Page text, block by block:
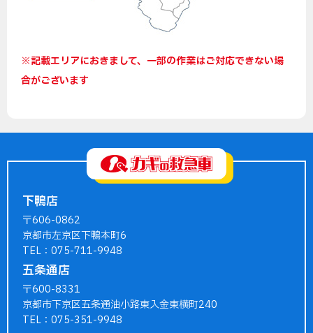
※記載エリアにおきまして、一部の作業はご対応できない場
合がございます
下鴨店
〒606-0862
京都市左京区下鴨本町6
TEL：075-711-9948
五条通店
〒600-8331
京都市下京区五条通油小路東入金東横町240
TEL：075-351-9948